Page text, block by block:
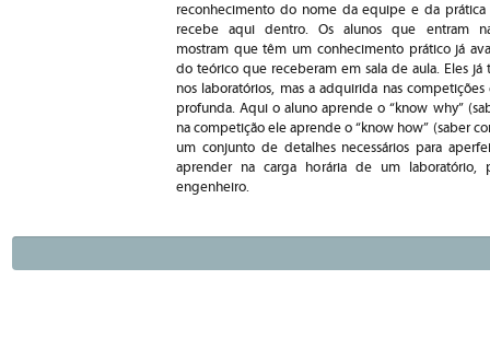
reconhecimento do nome da equipe e da
recebe aqui dentro. Os alunos que entram
mostram que têm um conhecimento prático já
do teórico que receberam em sala de aula. Eles já
nos laboratórios, mas a adquirida nas competições
profunda. Aqui o aluno aprende o “know why”
na competição ele aprende o “know how” (saber
um conjunto de detalhes necessários para
aprender na carga horária de um laboratório,
engenheiro.